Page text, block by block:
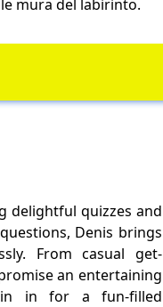
mura del labirinto.
delightful quizzes and
Denis brings
From casual get-
an entertaining
in for a fun-filled